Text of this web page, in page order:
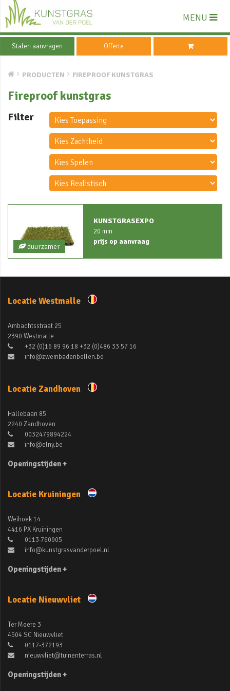
MENU
Stalen aanvragen Offerte
PRODUCTEN FIREPROOF KUNSTGRAS
Fireproof kunstgras
Filter
duurzamer
KUNSTGRASEXPO
20 mm
prijs op aanvraag
Locatie Westmalle
Ambachtsstraat 25
2390 Westmalle
+32 (0)16 89 96 18 +32 (0)486 33 57 16
info@zwembadenbollen.be
Locatie Zandhoven
Hallebaan 85
2240 Zandhoven
0032479894224
info@elny.be
Openingstijden +
Locatie Kruiningen
Weihoek 14
4416 PX Kruiningen
0113-760905
info@kunstgrasvanderpoel.nl
Openingstijden +
Locatie Nieuwvliet
Ter Moere 3
4504 SC Nieuwvliet
0117-372193
nieuwvliet@tuinenterras.nl
Openingstijden +